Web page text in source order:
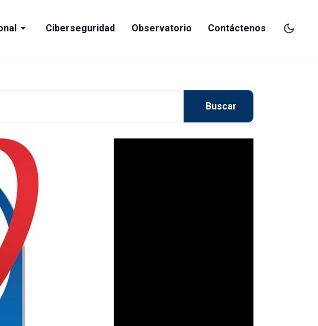
Ciberseguridad Observatorio Contáctenos
Buscar